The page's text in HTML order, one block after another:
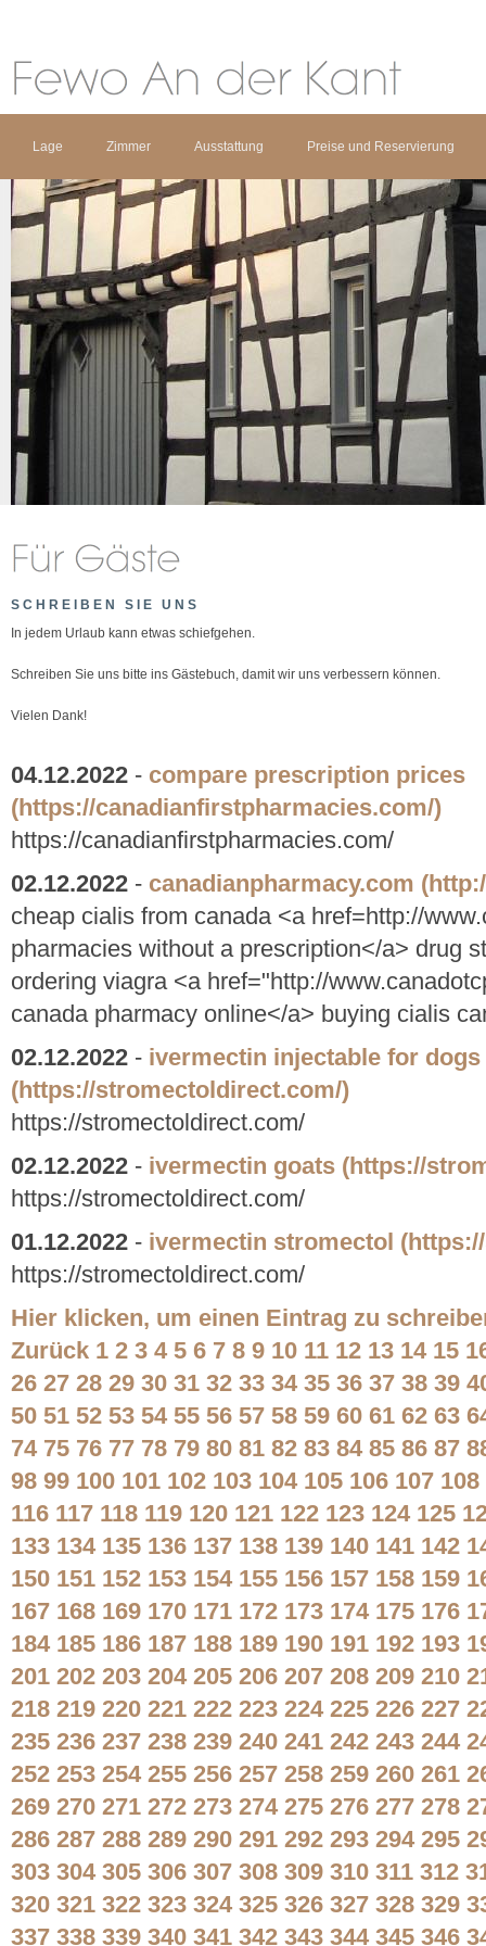
Lage Zimmer Ausstattung Preise und Reservierung
SCHREIBEN SIE UNS
In jedem Urlaub kann etwas schiefgehen.
Schreiben Sie uns bitte ins Gästebuch, damit wir uns verbessern können.
Vielen Dank!
04.12.2022 - compare prescription prices
(https://canadianfirstpharmacies.com/)
https://canadianfirstpharmacies.com/
02.12.2022 - canadianpharmacy.com
cheap cialis from canada <a href=http://
pharmacies without a prescription</a> drug
ordering viagra <a href="http://
canada pharmacy online</a> buying cialis
02.12.2022 - ivermectin injectable for dogs
(https://stromectoldirect.com/)
https://stromectoldirect.com/
02.12.2022 - ivermectin goats (https://
https://stromectoldirect.com/
01.12.2022 - ivermectin stromectol
https://stromectoldirect.com/
Hier klicken, um einen Eintrag zu
Zurück 1 2 3 4 5 6 7 8 9 10 11 12 13 14 15
26 27 28 29 30 31 32 33 34 35 36 37 38 39
50 51 52 53 54 55 56 57 58 59 60 61 62 63
74 75 76 77 78 79 80 81 82 83 84 85 86 87
98 99 100 101 102 103 104 105 106 107 108
116 117 118 119 120 121 122 123 124 125
133 134 135 136 137 138 139 140 141 142
150 151 152 153 154 155 156 157 158 159
167 168 169 170 171 172 173 174 175 176
184 185 186 187 188 189 190 191 192 193
201 202 203 204 205 206 207 208 209 210
218 219 220 221 222 223 224 225 226 227
235 236 237 238 239 240 241 242 243 244
252 253 254 255 256 257 258 259 260 261
269 270 271 272 273 274 275 276 277 278
286 287 288 289 290 291 292 293 294 295
303 304 305 306 307 308 309 310 311 312
320 321 322 323 324 325 326 327 328 329
337 338 339 340 341 342 343 344 345 346